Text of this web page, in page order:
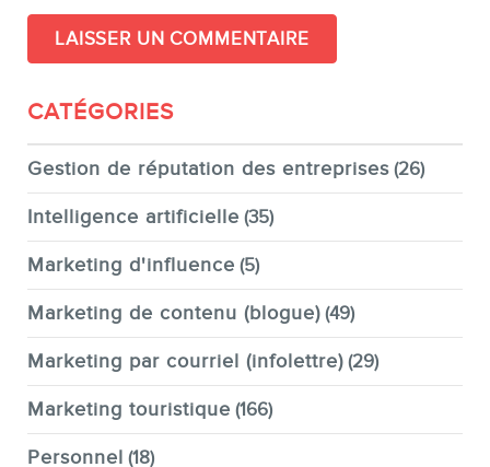
CATÉGORIES
Gestion de réputation des entreprises (26)
Intelligence artificielle (35)
Marketing d'influence (5)
Marketing de contenu (blogue) (49)
Marketing par courriel (infolettre) (29)
Marketing touristique (166)
Personnel (18)